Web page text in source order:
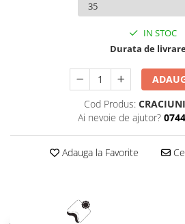
IN STOC
Durata de
Cod Produs:
Ai nevoie de ajutor?
Adauga la Favorite